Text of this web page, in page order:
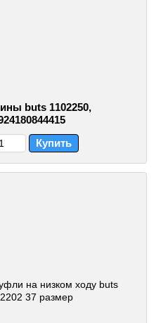
buts 1102250,
Купить